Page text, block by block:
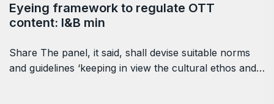
Eyeing framework to regulate OTT
content: I&B min
Share The panel, it said, shall devise suitable norms
and guidelines ‘keeping in view the cultural ethos and…